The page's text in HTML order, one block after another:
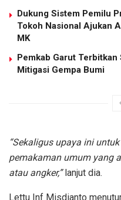
Dukung Sistem Pemilu
Tokoh Nasional Ajukan
MK
Pemkab Garut
Mitigasi Gempa Bumi
“Sekaligus upaya ini
pemakaman umum yang
atau angker,”lanjut dia.
Lettu Inf Misdianto